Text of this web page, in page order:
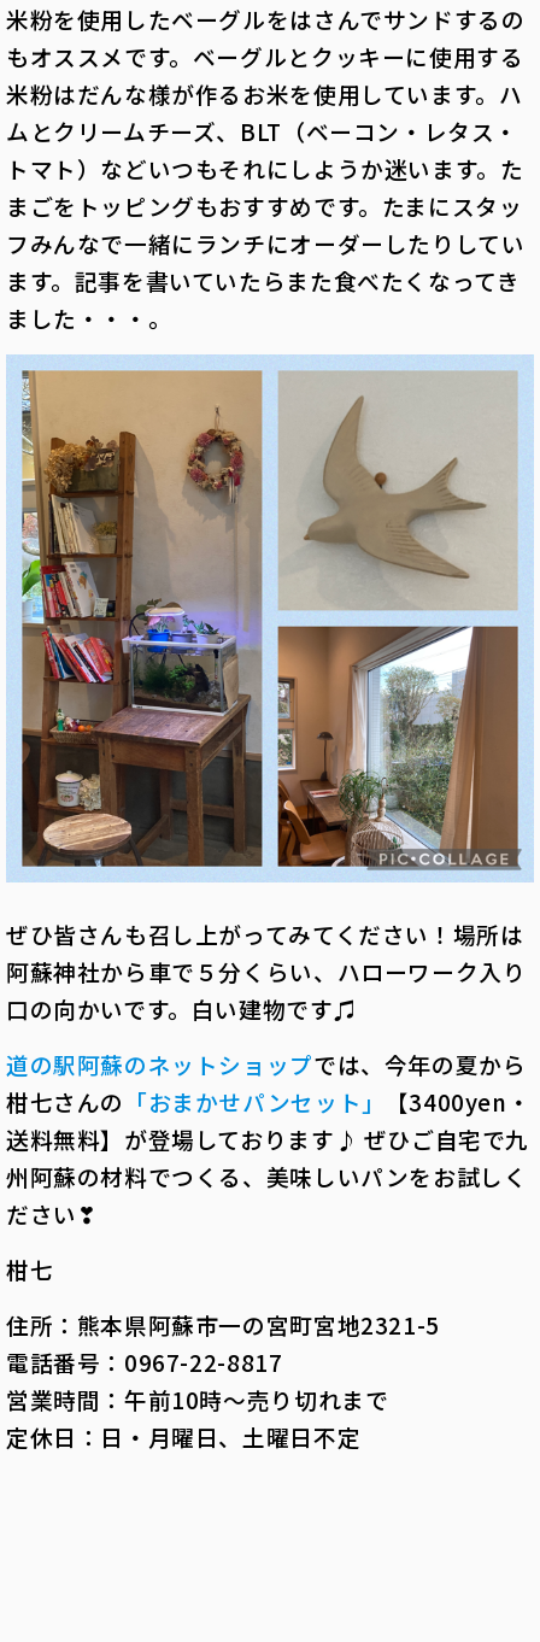
米粉を使用したベーグルをはさんでサンドするの
もオススメです。ベーグルとクッキーに使用する
米粉はだんな様が作るお米を使用しています。ハ
ムとクリームチーズ、BLT（ベーコン・レタス・
トマト）などいつもそれにしようか迷います。た
まごをトッピングもおすすめです。たまにスタッ
フみんなで一緒にランチにオーダーしたりしてい
ます。記事を書いていたらまた食べたくなってき
ました・・・。
ぜひ皆さんも召し上がってみてください！ 場所は
阿蘇神社から車で５分くらい、ハローワーク入り
口の向かいです。 白い建物です♫
道の駅阿蘇のネットショップでは、今年の夏から
柑七さんの 「おまかせパンセット」
【3400yen・
送料無料】が登場しております♪ ぜひご自宅で九
州阿蘇の材料でつくる、美味しいパンをお試しく
ださい❣
柑七
住所：熊本県阿蘇市一の宮町宮地2321-5
電話番号：0967-22-8817
営業時間：午前10時〜売り切れまで
定休日：日・月曜日、土曜日不定